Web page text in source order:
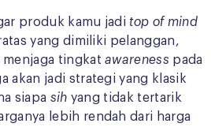
produk kamu jadi top of mind
yang dimiliki pelanggan,
menjaga tingkatawareness pada
akan jadi strategi yang klasik
siapa sih yang tidak tertarik
lebih rendah dari harga